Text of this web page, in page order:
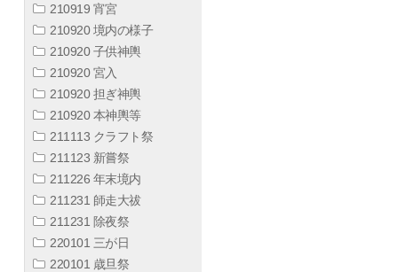
210919 宵宮
210920 境内の様子
210920 子供神輿
210920 宮入
210920 担ぎ神輿
210920 本神輿等
211113 クラフト祭
211123 新嘗祭
211226 年末境内
211231 師走大祓
211231 除夜祭
220101 三が日
220101 歳旦祭